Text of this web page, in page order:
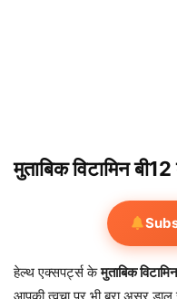
मुताबिक विटामिन
हेल्थ एक्सपर्ट्स केमुताबिक
आपकी त्वचा पर भी बुरा असर